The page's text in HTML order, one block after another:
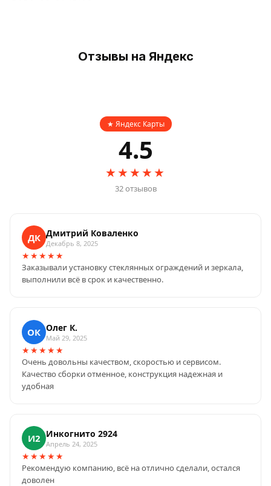
Отзывы на Яндекс
★ Яндекс Карты
4.5
★★★★★
32 отзывов
ДК Дмитрий Коваленко
Декабрь 8, 2025
★★★★★
Заказывали установку стеклянных ограждений и зеркала,
выполнили всё в срок и качественно.
ОК Олег К.
Май 29, 2025
★★★★★
Очень довольны качеством, скоростью и сервисом.
Качество сборки отменное, конструкция надежная и
удобная
И2 Инкогнито 2924
Апрель 24, 2025
★★★★★
Рекомендую компанию, всё на отлично сделали, остался
доволен